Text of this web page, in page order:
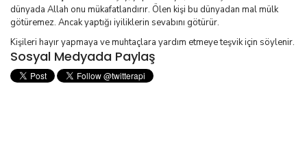
dünyada Allah onu mükafatlandırır. Ölen kişi bu dünyadan mal mülk
götüremez. Ancak yaptığı iyiliklerin sevabını götürür.
Kişileri hayır yapmaya ve muhtaçlara yardım etmeye teşvik için söylenir.
Sosyal Medyada Paylaş